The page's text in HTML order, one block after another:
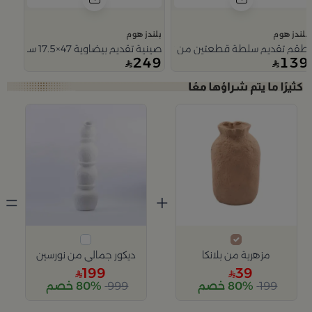
بلندز هوم
طقم تقديم سلطة قطعتين من نورسين
139
بلندز هوم
صينية تقديم بيضاوية 47×17.5 سم فضية من الألمنيوم بمقابض معدنية ملتوية من نورسين
249
Slide 1 of 3
مزهرية من بلانكا
39
199 80% خصم
+
ديكور جمالي من نورسين
199
999 80% خصم
=